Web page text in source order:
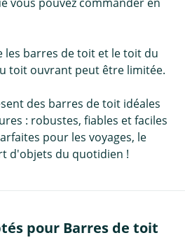
les barres de toit et le toit du
toit ouvrant peut être limitée.
des barres de toit idéales
: robustes, fiables et faciles
pour les voyages, le
d'objets du quotidien !
pour Barres de toit